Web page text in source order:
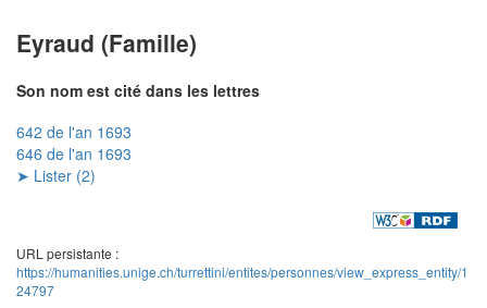
Eyraud (Famille)
Son nom est cité dans les lettres
642 de l'an 1693
646 de l'an 1693
➤ Lister (2)
URL persistante :
https://humanities.unige.ch/turrettini/entites/personnes/view_express_entity/1
24797